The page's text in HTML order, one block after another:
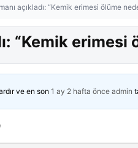
açıkladı: “Kemik erimesi ölüme
“Kemik
ve en son 1 ay 2 hafta önce admin